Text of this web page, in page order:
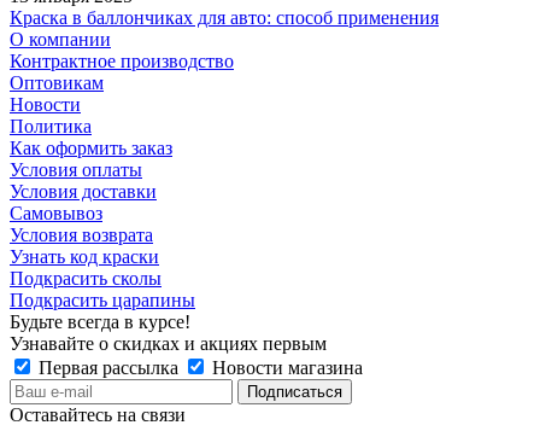
Краска в баллончиках для авто: способ применения
О компании
Контрактное производство
Оптовикам
Новости
Политика
Как оформить заказ
Условия оплаты
Условия доставки
Самовывоз
Условия возврата
Узнать код краски
Подкрасить сколы
Подкрасить царапины
Будьте всегда в курсе!
Узнавайте о скидках и акциях первым
Первая рассылка
Новости магазина
Оставайтесь на связи